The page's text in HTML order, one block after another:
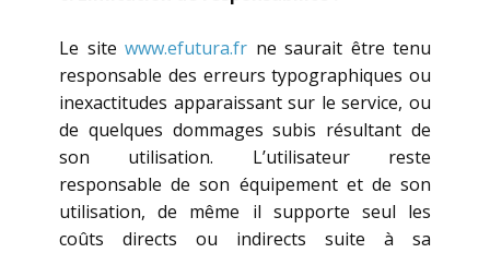
Le site www.efutura.fr ne saurait être tenu
responsable des erreurs typographiques ou
inexactitudes apparaissant sur le service, ou
de quelques dommages subis résultant de
son utilisation. L’utilisateur reste
responsable de son équipement et de son
utilisation, de même il supporte seul les
coûts directs ou indirects suite à sa